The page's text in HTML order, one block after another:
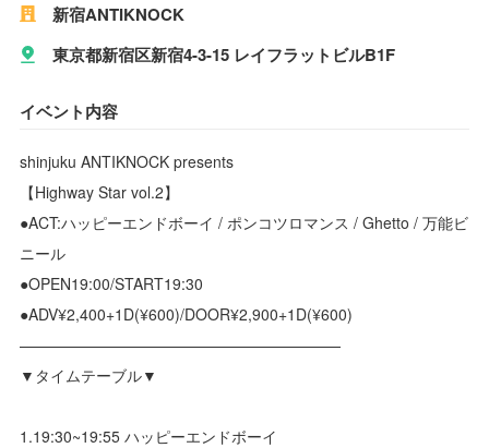
新宿ANTIKNOCK
東京都新宿区新宿4-3-15 レイフラットビルB1F
イベント内容
shinjuku ANTIKNOCK presents
【Highway Star vol.2】
●ACT:ハッピーエンドボーイ / ポンコツロマンス / Ghetto / 万能ビ
ニール
●OPEN19:00/START19:30
●ADV¥2,400+1D(¥600)/DOOR¥2,900+1D(¥600)
—————————————————————
▼タイムテーブル▼
1.19:30~19:55 ハッピーエンドボーイ